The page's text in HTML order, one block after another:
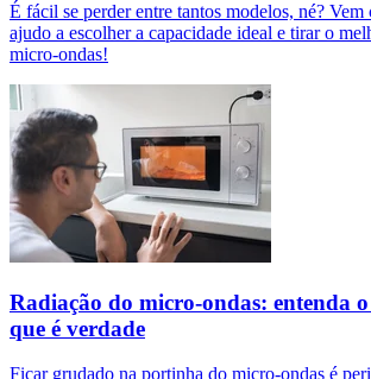
É fácil se perder entre tantos modelos, né?
ajudo a escolher a capacidade ideal e tirar o
micro-ondas!
Radiação do micro-ondas: entenda
que é verdade
Ficar grudado na portinha do micro-ondas é